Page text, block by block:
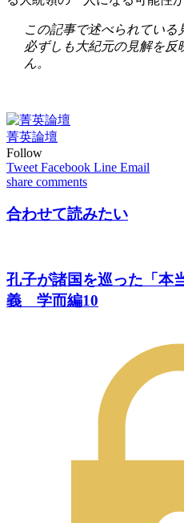
この記事で述べられている
必ずしも大紀元の見解を反
ん。
菁英論壇
Follow
Tweet Facebook Line Email
share comments
合わせて読みたい
孔子が諸国を巡った「
義 学而編10